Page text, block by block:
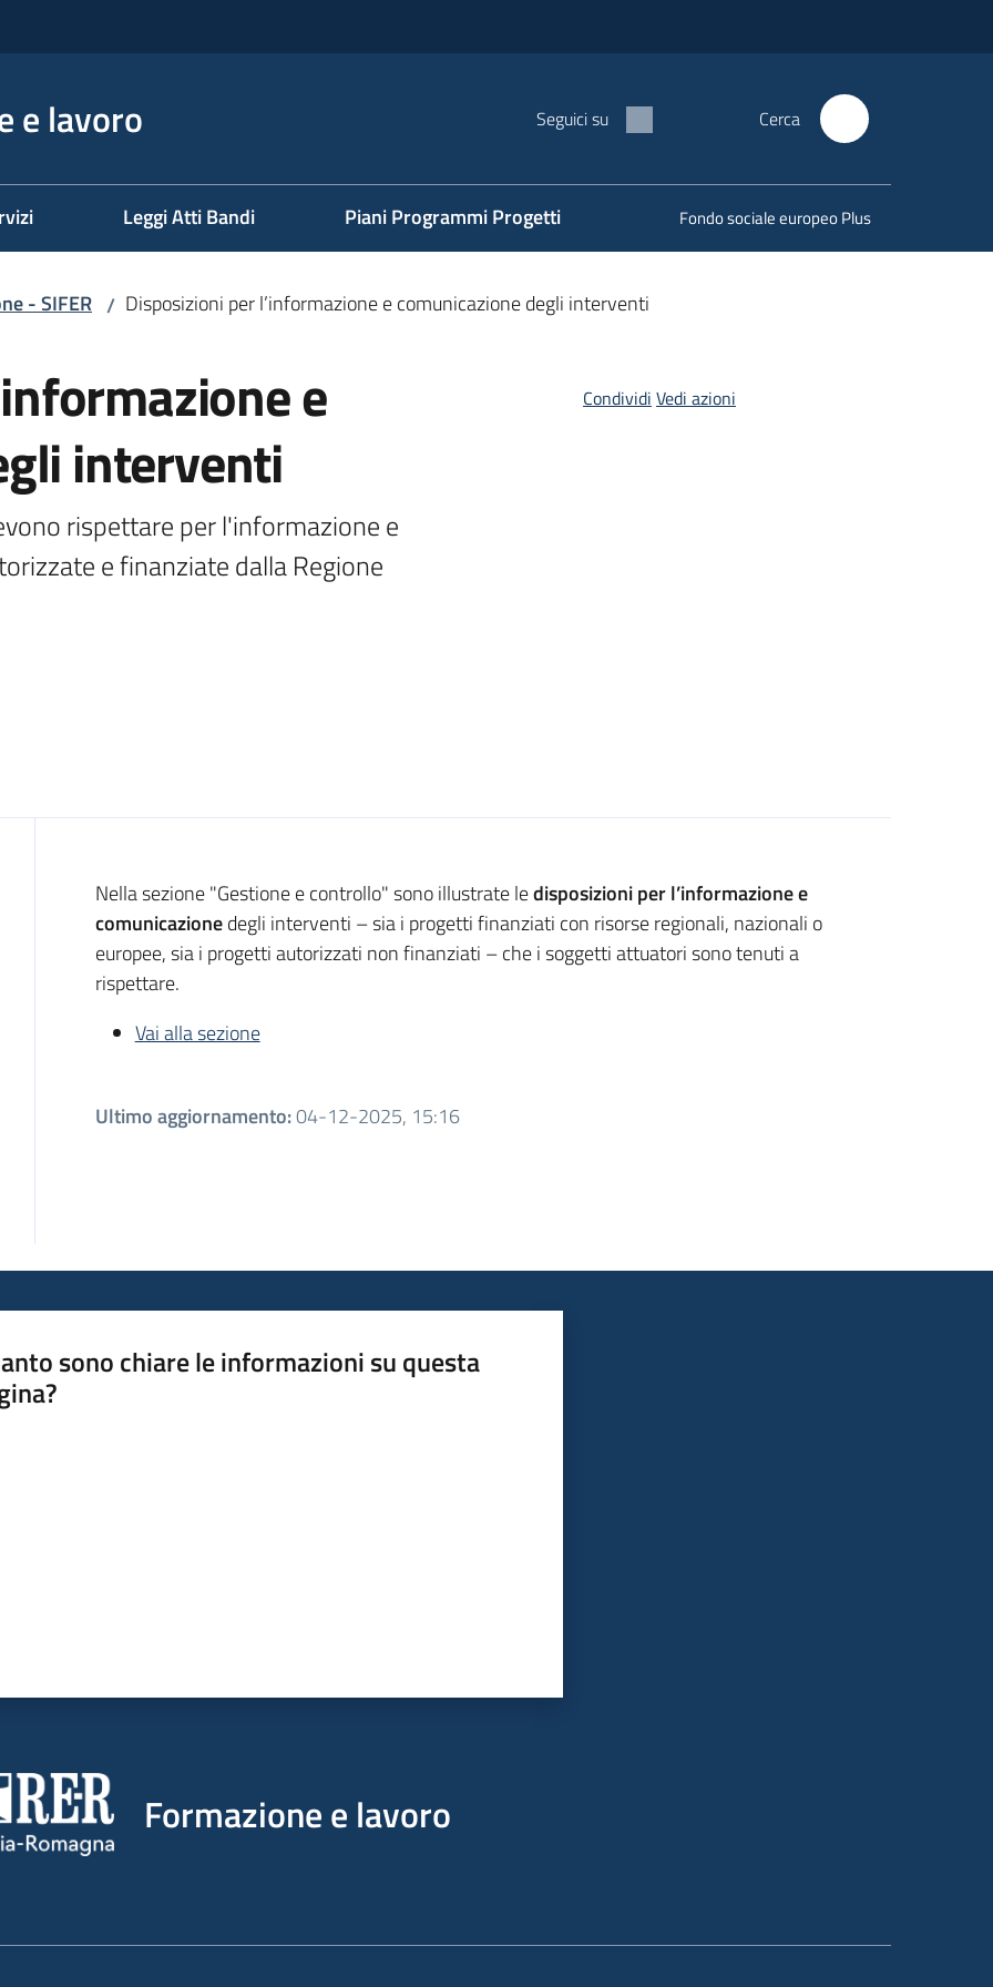
e lavoro Seguici su Cerca
Leggi Atti Bandi Piani Programmi Progetti Fondo sociale europeo Plus
- SIFER / Disposizioni per l’informazione e comunicazione degli interventi
e
interventi
rispettare per l'informazione e
e finanziate dalla Regione
Condividi Vedi azioni
Introduzione
Nella sezione "Gestione e controllo" sono illustrate ledisposizioni per l’informazione e
comunicazionedegli interventi – sia i progetti finanziati con risorse regionali, nazionali o
europee, sia i progetti autorizzati non finanziati – che i soggetti attuatori sono tenuti a
rispettare.
Vai alla sezione
Ultimo aggiornamento:04-12-2025, 15:16
sono chiare le informazioni su questa
Formazione e lavoro